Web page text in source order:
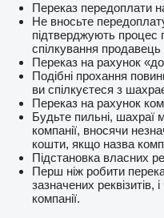
Переказ передоплати
Не вносьте
підтверджують процес
спілкування
Переказ на рахунок
Подібні прохання
ви спілкуєтеся з
Переказ на рахунок
Будьте пильні, шахраї
компанії, вносячи
кошти, якщо назва
Підстановка власних
Перш ніж робити
зазначених реквізитів,
компанії.